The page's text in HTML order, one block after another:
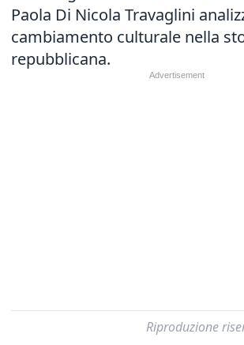
Paola Di Nicola Travaglini
cambiamento culturale nella
repubblicana.
Riproduzione